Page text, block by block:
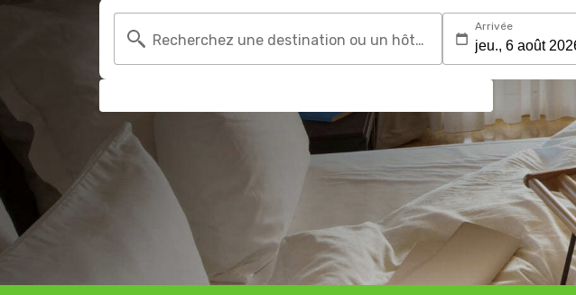
Recherchez une destination ou un hôtel
Arrivée